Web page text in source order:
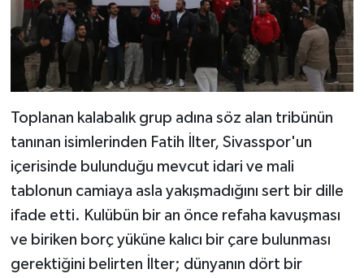
Toplanan kalabalık grup adına söz alan tribünün
tanınan isimlerinden Fatih İlter, Sivasspor'un
içerisinde bulunduğu mevcut idari ve mali
tablonun camiaya asla yakışmadığını sert bir dille
ifade etti. Kulübün bir an önce refaha kavuşması
ve biriken borç yüküne kalıcı bir çare bulunması
gerektiğini belirten İlter; dünyanın dört bir